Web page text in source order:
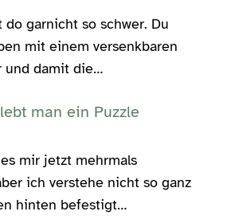
do garnicht so schwer. Du
mit einem versenkbaren
und damit die…
man ein Puzzle
mir jetzt mehrmals
ich verstehe nicht so ganz
hinten befestigt…